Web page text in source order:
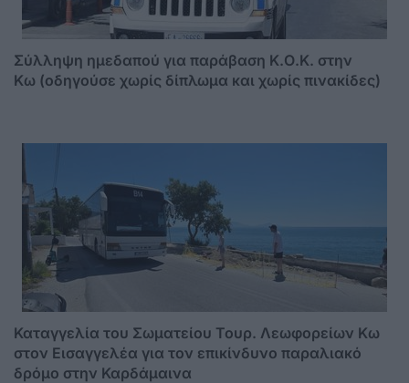
Σύλληψη ημεδαπού για παράβαση Κ.Ο.Κ. στην
Κω (οδηγούσε χωρίς δίπλωμα και χωρίς πινακίδες)
Καταγγελία του Σωματείου Τουρ. Λεωφορείων Κω
στον Εισαγγελέα για τον επικίνδυνο παραλιακό
δρόμο στην Καρδάμαινα